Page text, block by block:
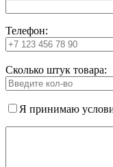
Телефон:
Сколько штук товара:
Я принимаю